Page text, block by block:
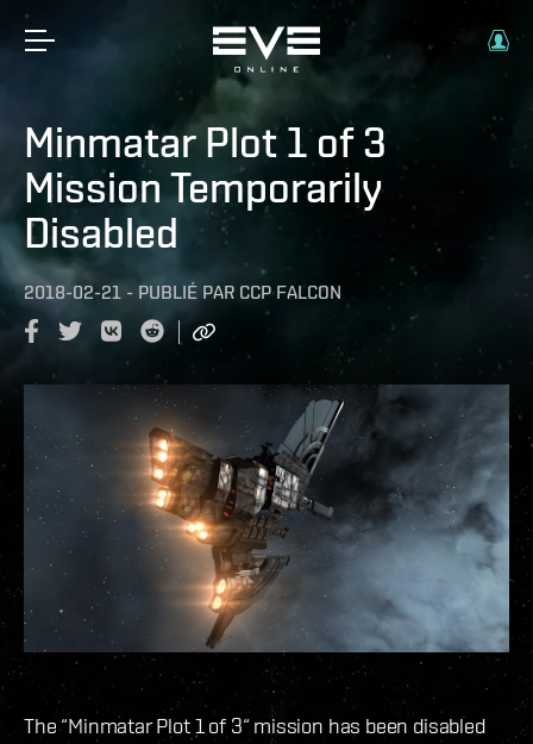
Minmatar Plot 1 of 3
Mission Temporarily
Disabled
2018-02-21 - PUBLIÉ PAR CCP FALCON
The “Minmatar Plot 1 of 3“ mission has been disabled